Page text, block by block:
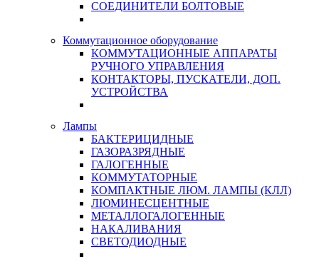
СОЕДИНИТЕЛИ БОЛТОВЫЕ
Коммутационное оборудование
КОММУТАЦИОННЫЕ АППАРАТЫ
РУЧНОГО УПРАВЛЕНИЯ
КОНТАКТОРЫ, ПУСКАТЕЛИ, ДОП.
УСТРОЙСТВА
Лампы
БАКТЕРИЦИДНЫЕ
ГАЗОРАЗРЯДНЫЕ
ГАЛОГЕННЫЕ
КОММУТАТОРНЫЕ
КОМПАКТНЫЕ ЛЮМ. ЛАМПЫ (КЛЛ)
ЛЮМИНЕСЦЕНТНЫЕ
МЕТАЛЛОГАЛОГЕННЫЕ
НАКАЛИВАНИЯ
СВЕТОДИОДНЫЕ